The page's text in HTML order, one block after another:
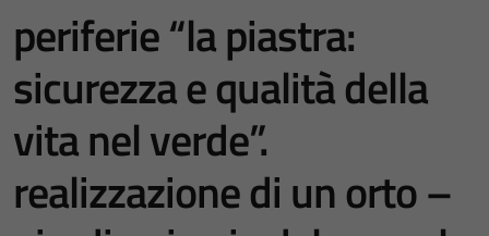
periferie “la piastra:
sicurezza e qualità della
vita nel verde”.
realizzazione di un orto –